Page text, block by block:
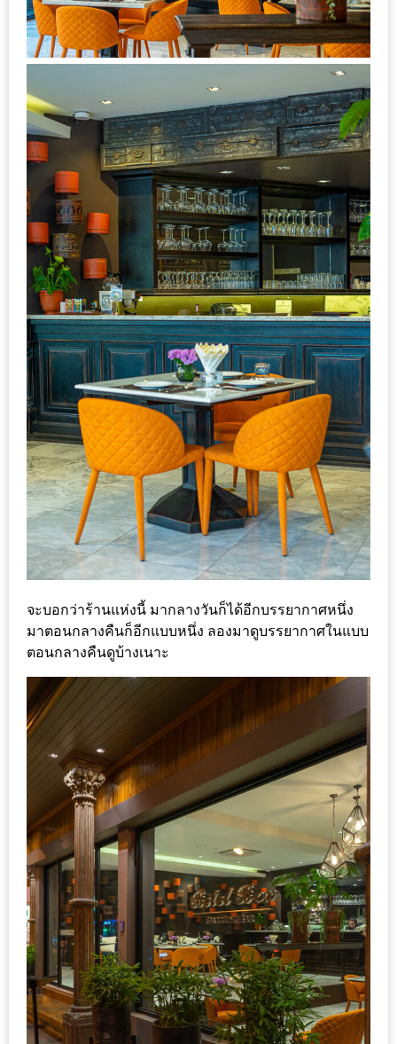
งาน
เดียว
ทั้ง
กิน
เที่ยว
พร้อม
โปร
โม
ชั่น
สำหรับ
คน
รัก
บ้าน
มากมาย
MAPS
MY
ACCOUNT
NEW
FACEBOOK
TIMELINE
OKTOBERFEST
ครั้ง
ที่
เทศกาล
เบียร์
ที่
ใหญ่
ที่สุด
ใน
โลก
กับ
โรง
แรม
ฮอ
ลิ
เดย์
จะบอกว่าร้านแห่งนี้ มากลางวันก็ได้อีกบรรยากาศหนึ่ง
มาตอนกลางคืนก็อีกแบบหนึ่ง ลองมาดูบรรยากาศในแบบ
ตอนกลางคืนดูบ้างเนาะ